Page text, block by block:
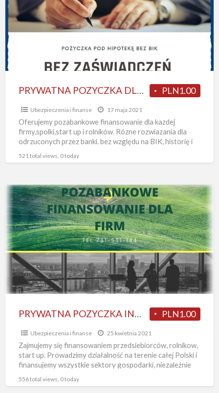
FIRM
ROLNIKOW
POD
HIPOTEKE
PLN1.00
PRYWATNA POZYCZKA DLA FIRM I ROLNIKOW POD HIPOTEKE
Ubezpieczenia i finanse 17 maja 2021
Oferujemy pozabankowe finansowanie dla kazdej
firmy,spolki,start up i rolników. Rózne rozwiazania dla
odrzuconych przez banki. bez względu na BIK, historię i
521 total views, 0 today
PRYWATNA
POZYCZKA
INWESTYCYJNA
ODDLUZENIOWA
POD
HIPOTEKE
PLN1.00
Ubezpieczenia i finanse 25 kwietnia 2021
Zajmujemy się finansowaniem przedsiebiorców, rolnikow,
start up. Prowadzimy działalność na terenie całej Polski i
finansujemy wszystkie sektory gospodarki, niezależnie
556 total views, 0 today